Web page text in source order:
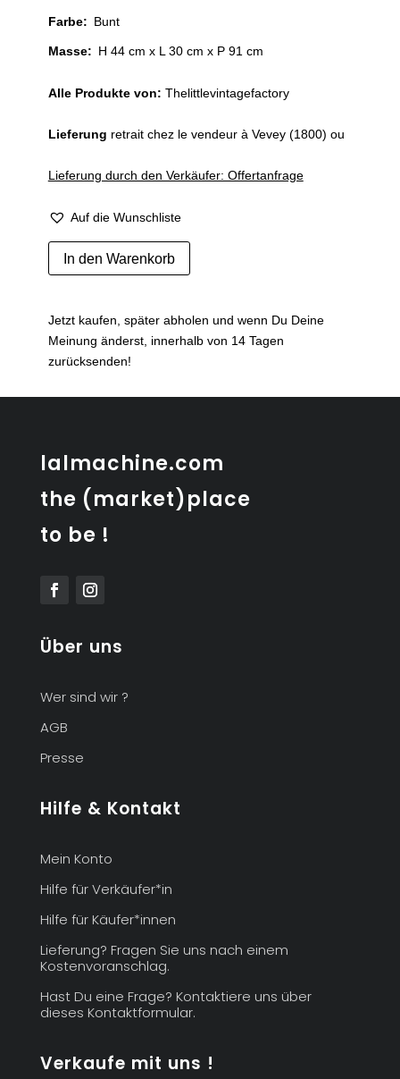
Farbe: Bunt
Masse: H 44 cm x L 30 cm x P 91 cm
Alle Produkte von: Thelittlevintagefactory
Lieferung retrait chez le vendeur à Vevey (1800) ou
Lieferung durch den Verkäufer: Offertanfrage
Auf die Wunschliste
Cheval
à
In den Warenkorb
Jetzt kaufen, später abholen und wenn Du Deine
Meinung änderst, innerhalb von 14 Tagen
zurücksenden!
lalmachine.com
the (market)place
to be !
Über uns
Wer sind wir ?
AGB
Presse
Hilfe & Kontakt
Mein Konto
Hilfe für Verkäufer*in
Hilfe für Käufer*innen
Lieferung? Fragen Sie uns nach einem
Kostenvoranschlag.
Hast Du eine Frage? Kontaktiere uns über
dieses Kontaktformular.
Verkaufe mit uns !